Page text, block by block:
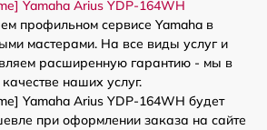
Yamaha Arius YDP-164WH
профильном сервисе Yamaha в
мастерами. На все виды услуг и
расширенную гарантию - мы в
наших услуг.
Yamaha Arius YDP-164WH будет
при оформлении заказа на сайте